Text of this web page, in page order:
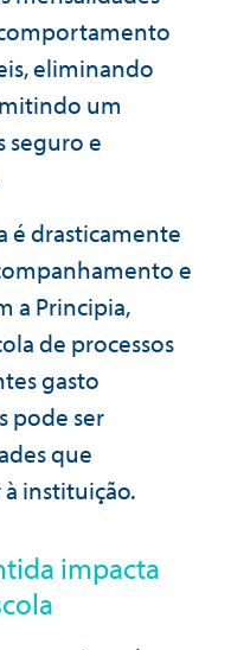
eliminando
um
seguro e
é drasticamente
e
a Principia,
de processos
gasto
pode ser
que
instituição.
impacta